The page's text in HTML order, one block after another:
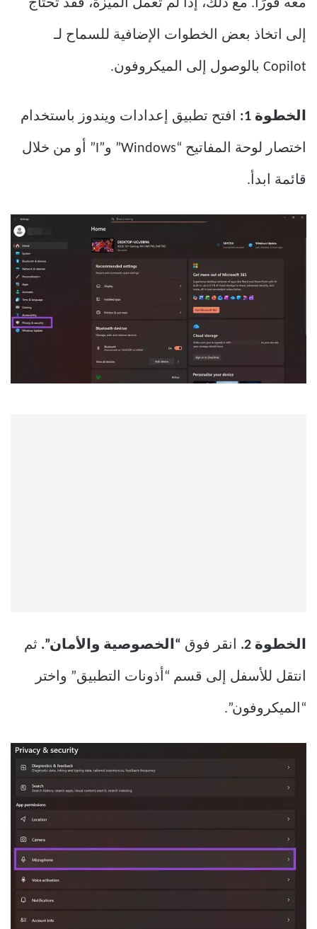
معه فورًا. مع ذلك، إذا لم تعمل الميزة، فقد تحتاج
إلى اتخاذ بعض الخطوات الإضافية للسماح لـ
Copilot بالوصول إلى الميكروفون.
الخطوة 1: افتح تطبيق إعدادات ويندوز باستخدام
اختصار لوحة المفاتيح “Windows” و”I” أو من خلال
قائمة ابدأ.
الخطوة 2. انقر فوق “الخصوصية والأمان”. ثم
انتقل للأسفل إلى قسم “أذونات التطبيق” واختر
“الميكروفون”.